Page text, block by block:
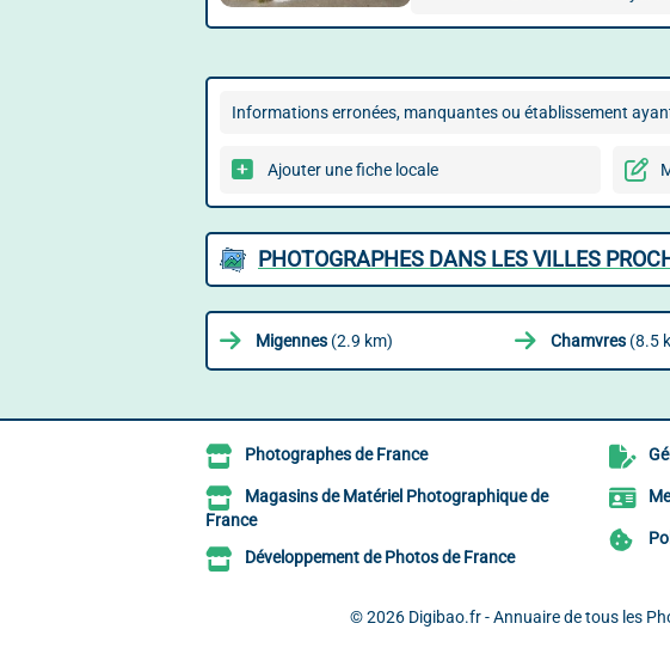
Informations erronées, manquantes ou établissement
Ajouter une fiche locale
PHOTOGRAPHES DANS LES VILLES
Migennes (2.9 km) Chamvres(8.5
Photographes de France
Magasins de Matériel Photographique de
France
Développement de Photos de France
© 2026 Digibao.fr - Annuaire de tous les